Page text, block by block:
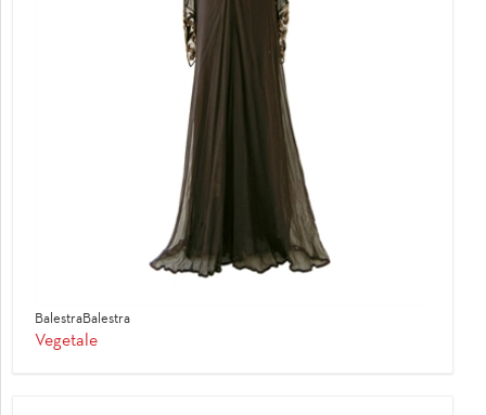
BalestraBalestra
Vegetale